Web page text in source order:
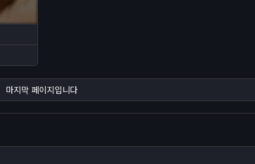
마지막 페이지입니다